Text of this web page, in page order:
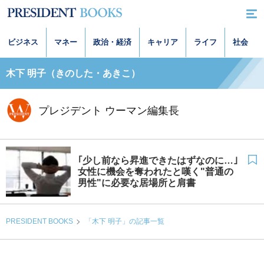
ビジネス マネー 政治・経済 キャリア ライフ 社会
木下 明子（きのした・あきこ）
プレジデント ウーマン編集長
｢少し前なら昇進できたはずなのに…｣
女性に機会を奪われたと嘆く"普通の
男性"に必要な居場所と肩書
PRESIDENT BOOKS 「木下 明子」の記事一覧